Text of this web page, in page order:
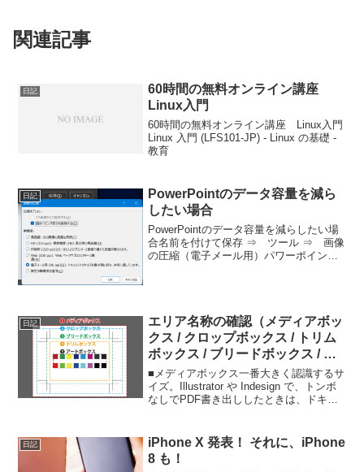
関連記事
日記
60時間の無料オンライン講座
Linux入門
60時間の無料オンライン講座 Linux入門
Linux 入門 (LFS101-JP) - Linux の基礎 -
教育
日記
PowerPointのデータ容量を減ら
したい場合
PowerPointのデータ容量を減らしたい場
合名前を付けて保存 ⇒ ツール ⇒ 画像
の圧縮（電子メール用）パワーポイント
日記
エリア名称の確認（メディアボッ
クス / クロップボックス / トリム
ボックス / ブリードボックス / ア
ートボックス）
■メディアボックス一番大きく認識するサ
イズ。Illustrator や Indesign で、トンボ
なしでPDF書き出ししたときは、ドキュ
を付け...
日記
iPhone X 発表！ それに、iPhone
8 も！